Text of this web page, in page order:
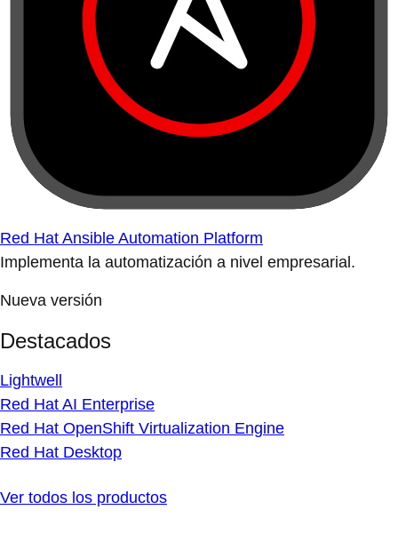
Red Hat Ansible Automation Platform
Implementa la automatización a nivel empresarial.
Nueva versión
Destacados
Lightwell
Red Hat AI Enterprise
Red Hat OpenShift Virtualization Engine
Red Hat Desktop
Ver todos los productos